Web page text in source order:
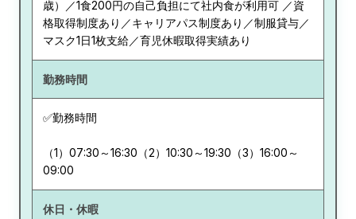
歳）／1食200円の自己負担にて社内食が利用可 ／資
格取得制度あり／キャリアパス制度あり／制服貸与／
マスク1日1枚支給／育児休暇取得実績あり
勤務時間
✅勤務時間
（1）07:30～16:30（2）10:30～19:30（3）16:00～
09:00
休日・休暇